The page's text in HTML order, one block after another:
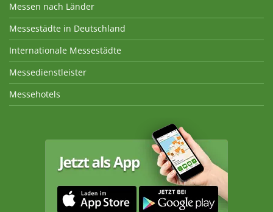
Messen nach Länder
Messestädte in Deutschland
Internationale Messestädte
Messedienstleister
Messehotels